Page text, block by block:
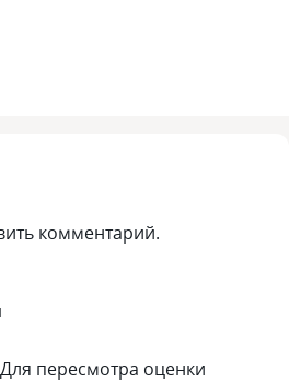
комментарий.
пересмотра оценки